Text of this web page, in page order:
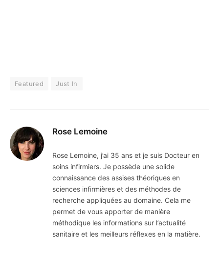
Featured Just In
Rose Lemoine
Rose Lemoine, j’ai 35 ans et je suis Docteur en
soins infirmiers. Je possède une solide
connaissance des assises théoriques en
sciences infirmières et des méthodes de
recherche appliquées au domaine. Cela me
permet de vous apporter de manière
méthodique les informations sur l’actualité
sanitaire et les meilleurs réflexes en la matière.